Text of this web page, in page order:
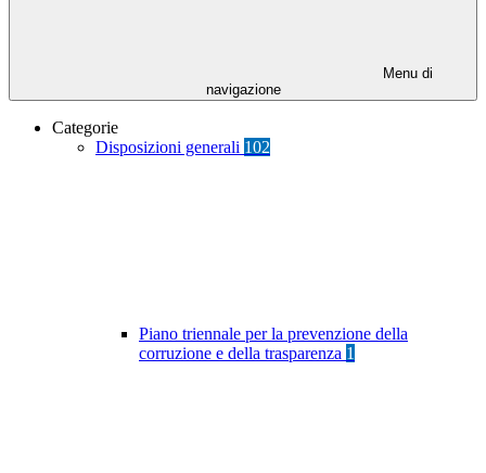
Menu di
navigazione
Categorie
Disposizioni generali 102
Piano triennale per la prevenzione della
corruzione e della trasparenza 1